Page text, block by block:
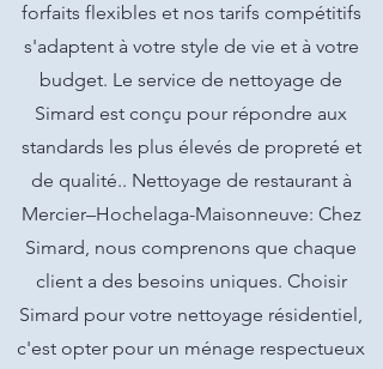
forfaits flexibles et nos tarifs compétitifs
s'adaptent à votre style de vie et à votre
budget. Le service de nettoyage de
Simard est conçu pour répondre aux
standards les plus élevés de propreté et
de qualité.. Nettoyage de restaurant à
Mercier–Hochelaga-Maisonneuve: Chez
Simard, nous comprenons que chaque
client a des besoins uniques. Choisir
Simard pour votre nettoyage résidentiel,
c'est opter pour un ménage respectueux